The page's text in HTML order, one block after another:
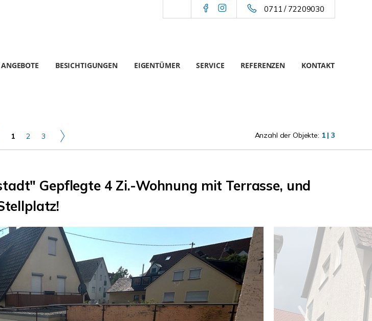
0711 / 72209030
ANGEBOTE BESICHTIGUNGEN EIGENTÜMER SERVICE REFERENZEN KONTAKT
1 2 3 Anzahl der Objekte: 1 | 3
Gepflegte 4 Zi.-Wohnung mit Terrasse, und